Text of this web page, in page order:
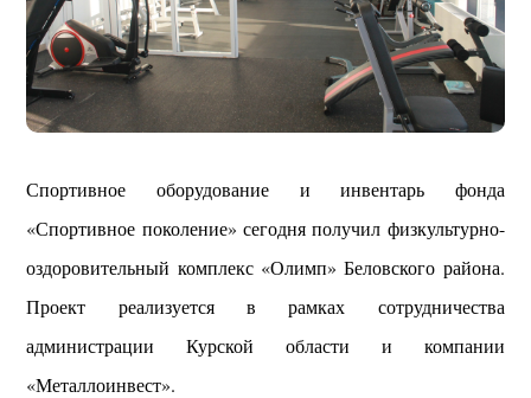
Спортивное оборудование и инвентарь фонда
«Спортивное поколение» сегодня получил физкультурно-
оздоровительный комплекс «Олимп» Беловского района.
Проект реализуется в рамках сотрудничества
администрации Курской области и компании
«Металлоинвест».